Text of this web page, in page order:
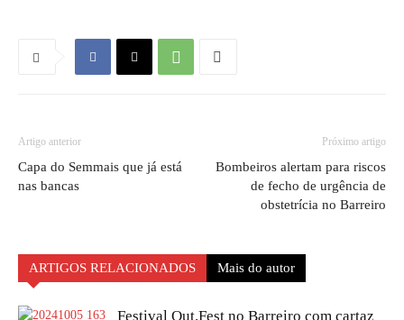
Artigo anterior
Capa do Semmais que já está
nas bancas
Próximo artigo
Bombeiros alertam para riscos
de fecho de urgência de
obstetrícia no Barreiro
ARTIGOS RELACIONADOS Mais do autor
Festival Out.Fest no Barreiro com cartaz